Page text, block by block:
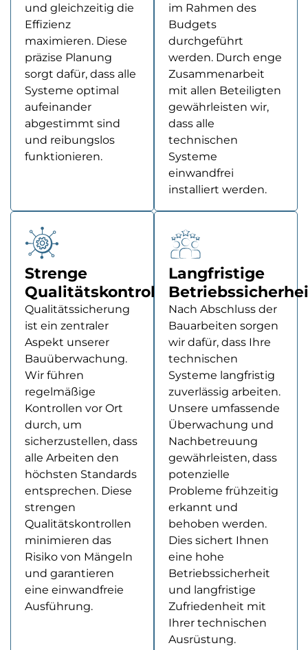
und gleichzeitig die
Effizienz
maximieren. Diese
präzise Planung
sorgt dafür, dass alle
Systeme optimal
aufeinander
abgestimmt sind
und reibungslos
funktionieren.
im Rahmen des
Budgets
durchgeführt
werden. Durch enge
Zusammenarbeit
mit allen Beteiligten
gewährleisten wir,
dass alle
technischen
Systeme
einwandfrei
installiert werden.
Strenge
Qualitätskontrollen
Qualitätssicherung
ist ein zentraler
Aspekt unserer
Bauüberwachung.
Wir führen
regelmäßige
Kontrollen vor Ort
durch, um
sicherzustellen, dass
alle Arbeiten den
höchsten Standards
entsprechen. Diese
strengen
Qualitätskontrollen
minimieren das
Risiko von Mängeln
und garantieren
eine einwandfreie
Ausführung.
Langfristige
Nach Abschluss der
Bauarbeiten sorgen
wir dafür, dass Ihre
technischen
Systeme langfristig
zuverlässig arbeiten.
Unsere umfassende
Überwachung und
Nachbetreuung
gewährleisten, dass
potenzielle
Probleme frühzeitig
erkannt und
behoben werden.
Dies sichert Ihnen
eine hohe
Betriebssicherheit
und langfristige
Zufriedenheit mit
Ihrer technischen
Ausrüstung.